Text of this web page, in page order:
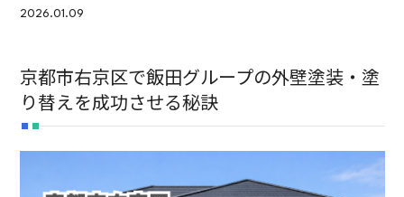
2026.01.09
京都市右京区で飯田グループの外壁塗装・塗
り替えを成功させる秘訣